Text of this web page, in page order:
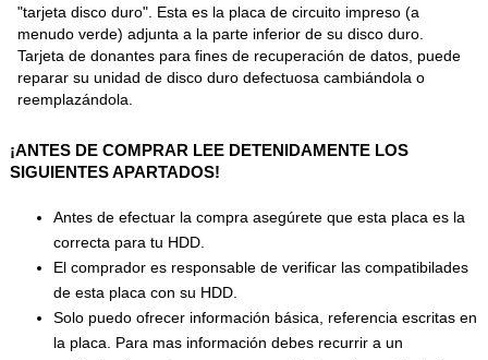
"tarjeta disco duro". Esta es la placa de circuito impreso (a
menudo verde) adjunta a la parte inferior de su disco duro.
Tarjeta de donantes para fines de recuperación de datos, puede
reparar su unidad de disco duro defectuosa cambiándola o
reemplazándola.
¡ANTES DE COMPRAR LEE DETENIDAMENTE LOS
SIGUIENTES APARTADOS!
Antes de efectuar la compra asegúrete que esta placa es la
correcta para tu HDD.
El comprador es responsable de verificar las compatibilades
de esta placa con su HDD.
Solo puedo ofrecer información básica, referencia escritas en
la placa. Para mas información debes recurrir a un